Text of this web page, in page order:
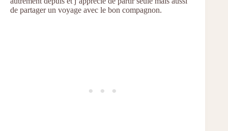
de partager un voyage avec le bon compagnon.